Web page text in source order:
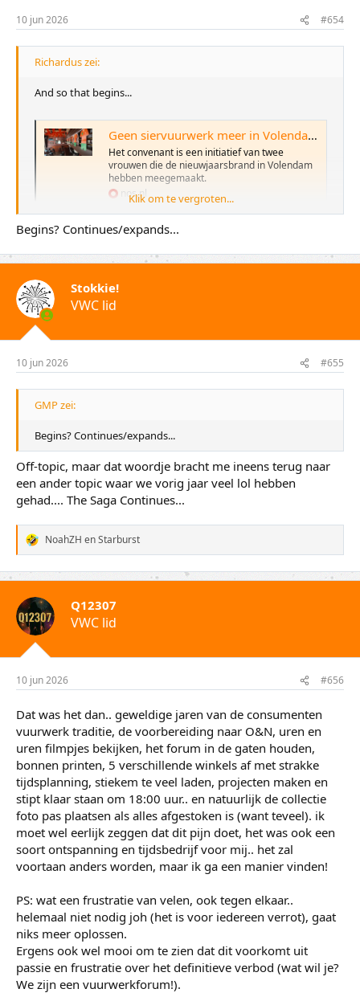
e
n
10 jun 2026 #654
Richardus zei:
And so that begins...
Geen siervuurwerk meer in Volendamse cafés: gemeente en horeca ondertekenen convenant
Het convenant is een initiatief van twee
vrouwen die de nieuwjaarsbrand in Volendam
hebben meegemaakt.
nos.nl
Klik om te vergroten...
Begins? Continues/expands...
Stokkie!
VWC lid
10 jun 2026 #655
GMP zei:
Begins? Continues/expands...
Off-topic, maar dat woordje bracht me ineens terug naar
een ander topic waar we vorig jaar veel lol hebben
gehad.... The Saga Continues...
W
a
a
r
d
e
r
i
n
e
n
NoahZH enStarburst
Q12307
VWC lid
10 jun 2026 #656
Dat was het dan.. geweldige jaren van de consumenten
vuurwerk traditie, de voorbereiding naar O&N, uren en
uren filmpjes bekijken, het forum in de gaten houden,
bonnen printen, 5 verschillende winkels af met strakke
tijdsplanning, stiekem te veel laden, projecten maken en
stipt klaar staan om 18:00 uur.. en natuurlijk de collectie
foto pas plaatsen als alles afgestoken is (want teveel). ik
moet wel eerlijk zeggen dat dit pijn doet, het was ook een
soort ontspanning en tijdsbedrijf voor mij.. het zal
voortaan anders worden, maar ik ga een manier vinden!
PS: wat een frustratie van velen, ook tegen elkaar..
helemaal niet nodig joh (het is voor iedereen verrot), gaat
niks meer oplossen.
Ergens ook wel mooi om te zien dat dit voorkomt uit
passie en frustratie over het definitieve verbod (wat wil je?
We zijn een vuurwerkforum!).